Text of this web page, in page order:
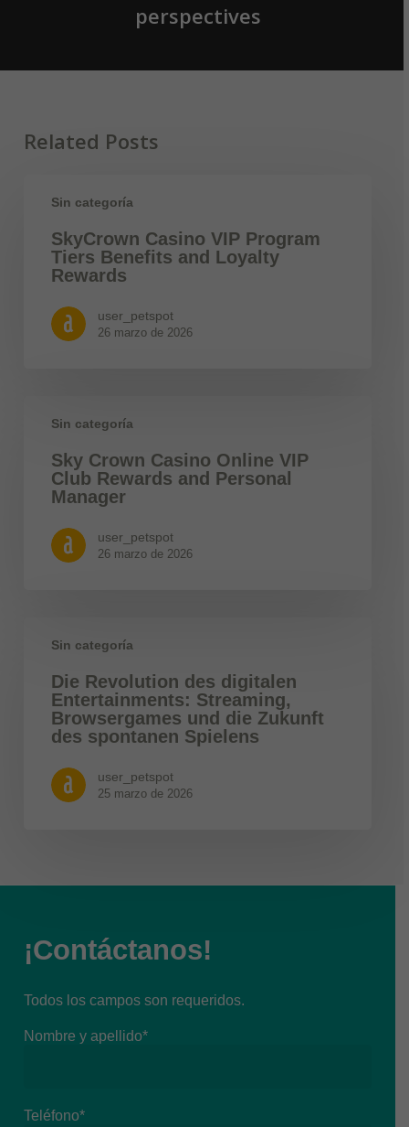
perspectives
Related Posts
Sin categoría
SkyCrown Casino VIP Program
Tiers Benefits and Loyalty
Rewards
user_petspot
26 marzo de 2026
Sin categoría
Sky Crown Casino Online VIP
Club Rewards and Personal
Manager
user_petspot
26 marzo de 2026
Sin categoría
Die Revolution des digitalen
Entertainments: Streaming,
Browsergames und die Zukunft
des spontanen Spielens
user_petspot
25 marzo de 2026
¡Contáctanos!
Todos los campos son requeridos.
Nombre y apellido*
Teléfono*